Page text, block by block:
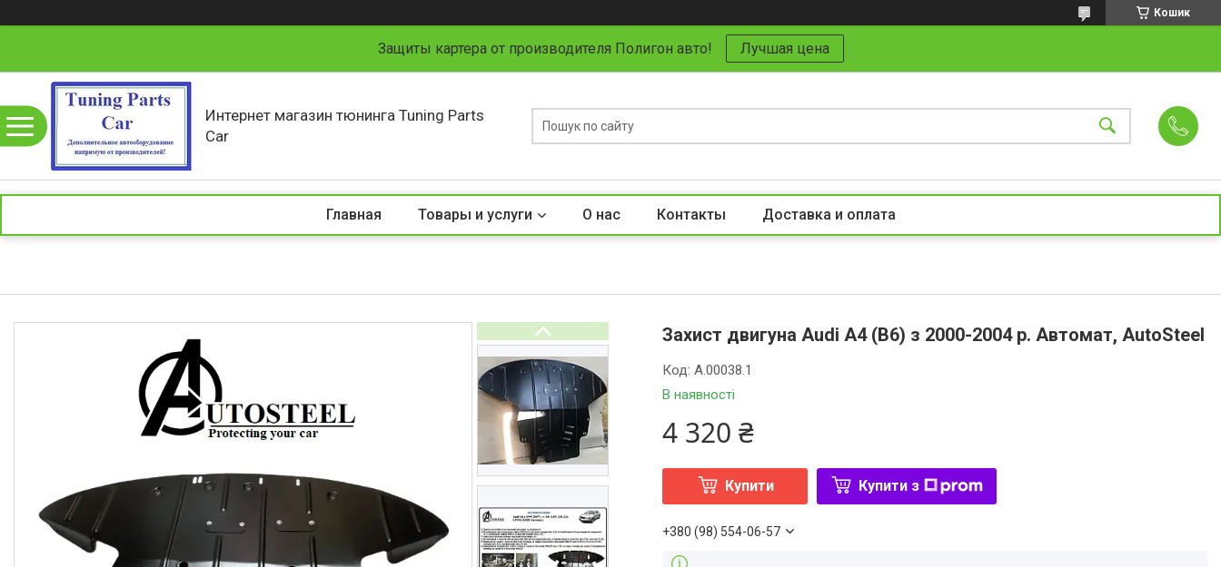
Кошик
Защиты картера от производителя Полигон авто! Лучшая цена
Интернет магазин тюнинга Tuning Parts
Car
Главная Товары и услуги О нас Контакты Доставка и оплата
Захист двигуна Audi A4 (B6) з 2000-2004 р. Автомат, AutoSteel
В наявності
Код:A.00038.1
4 320 ₴
Купити Купити з
+380 (98) 554-06-57